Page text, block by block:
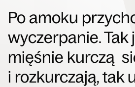
Po amoku
wyczerpanie. Tak
mięśnie kurczą
i rozkurczają, tak